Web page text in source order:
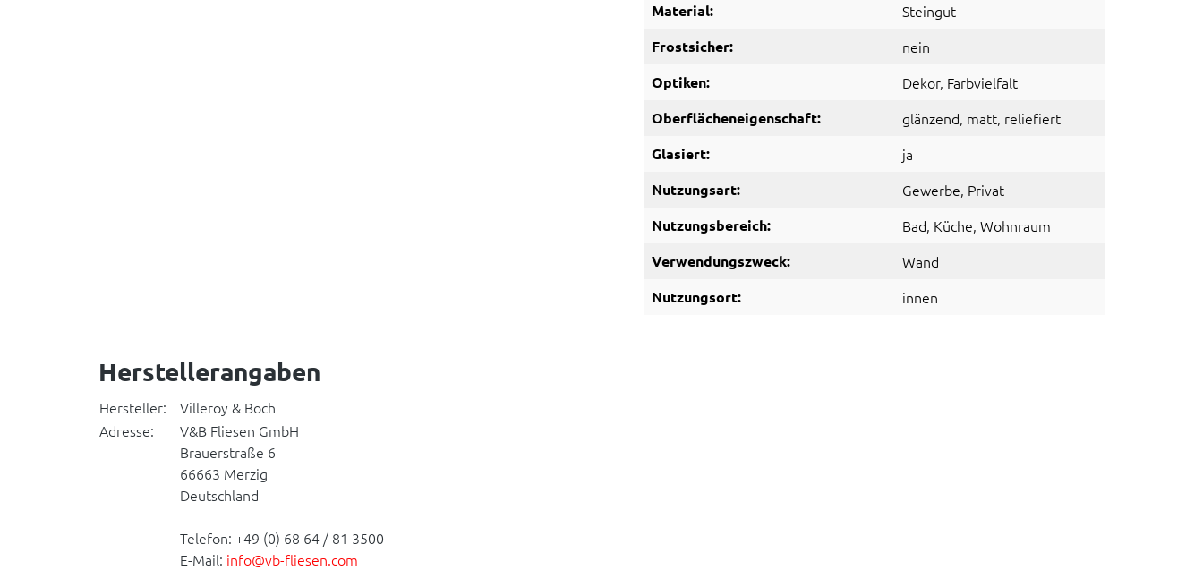
Material: Steingut
Frostsicher: nein
Optiken: Dekor, Farbvielfalt
Oberflächeneigenschaft: glänzend, matt, reliefiert
Glasiert: ja
Nutzungsart: Gewerbe, Privat
Nutzungsbereich: Bad, Küche, Wohnraum
Verwendungszweck: Wand
Nutzungsort: innen
Herstellerangaben
Hersteller:
Villeroy & Boch
Adresse:
V&B Fliesen GmbH
Brauerstraße 6
66663 Merzig
Deutschland
Telefon: +49 (0) 68 64 / 81 3500
E-Mail: info@vb-fliesen.com